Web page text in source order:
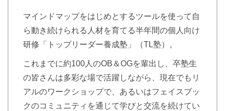
マインドマップをはじめとするツールを使って自
ら動き続けられる人材を育てる半年間の個人向け
研修「トップリーダー養成塾」（TL塾）。
これまでに約100人のOB＆OGを輩出し、卒塾生
の皆さんは多彩な場で活躍しながら、現在でもリ
アルのワークショップで、あるいはフェイスブッ
クのコミュニティを通じて学びと交流を続けてい